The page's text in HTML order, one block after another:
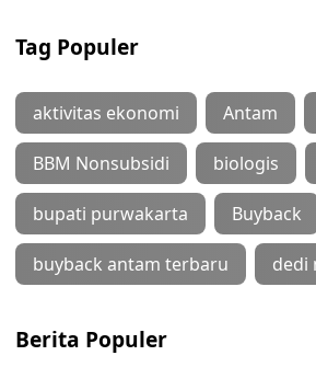
Tag Populer
aktivitas ekonomi Antam
BBM Nonsubsidi biologis
bupati purwakarta Buyback
buyback antam terbaru dedi
Berita Populer